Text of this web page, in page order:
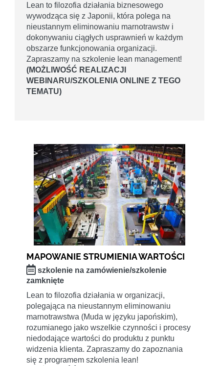
Lean to filozofia działania biznesowego
wywodząca się z Japonii, która polega na
nieustannym eliminowaniu marnotrawstw i
dokonywaniu ciągłych usprawnień w każdym
obszarze funkcjonowania organizacji.
Zapraszamy na szkolenie lean management!
(MOŻLIWOŚĆ REALIZACJI
WEBINARU/SZKOLENIA ONLINE Z TEGO
TEMATU)
MAPOWANIE STRUMIENIA WARTOŚCI
szkolenie na zamówienie/szkolenie
zamknięte
Lean to filozofia działania w organizacji,
polegająca na nieustannym eliminowaniu
marnotrawstwa (Muda w języku japońskim),
rozumianego jako wszelkie czynności i procesy
niedodające wartości do produktu z punktu
widzenia klienta. Zapraszamy do zapoznania
się z programem szkolenia lean!